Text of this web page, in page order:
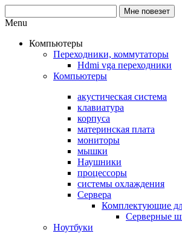
Menu
Компьютеры
Переходники, коммутаторы
Hdmi vga переходники
Компьютеры
акустическая система
клавиатура
корпуса
материнская плата
мониторы
мышки
Наушники
процессоры
системы охлаждения
Сервера
Комплектующие
Серверные
Ноутбуки